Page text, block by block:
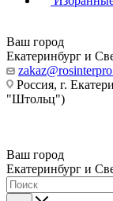
Ваш город
Екатеринбург и
Россия, г.
"Штольц")
Ваш город
Екатеринбург и